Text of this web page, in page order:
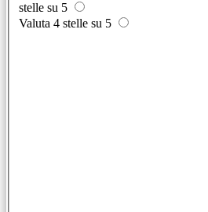
stelle su 5
Valuta 4 stelle su 5